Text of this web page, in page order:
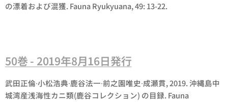
の漂着および混獲. Fauna Ryukyuana, 49: 13-22.
50巻 - 2019年8月16日発行
武田正倫∙小松浩典∙鹿谷法一∙前之園唯史∙成瀬貫, 2019. 沖縄島中
城湾産浅海性カニ類(鹿谷コレクション) の目録. Fauna